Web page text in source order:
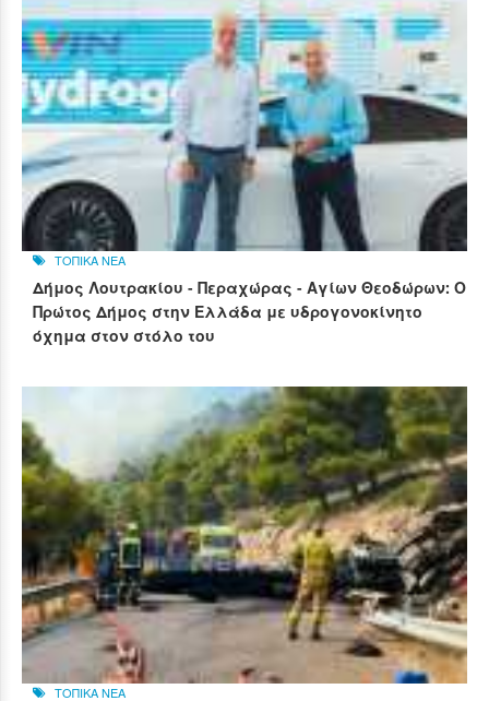
ΤΟΠΙΚΑ ΝΕΑ
Δήμος Λουτρακίου - Περαχώρας - Αγίων Θεοδώρων: Ο
Πρώτος Δήμος στην Ελλάδα με υδρογονοκίνητο
όχημα στον στόλο του
ΤΟΠΙΚΑ ΝΕΑ